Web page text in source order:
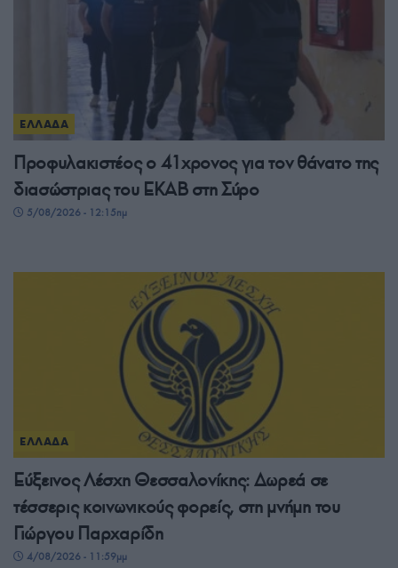
ΕΛΛΑΔΑ
Προφυλακιστέος ο 41χρονος για τον θάνατο της
διασώστριας του ΕΚΑΒ στη Σύρο
5/08/2026 - 12:15πμ
ΕΛΛΑΔΑ
Εύξεινος Λέσχη Θεσσαλονίκης: Δωρεά σε
τέσσερις κοινωνικούς φορείς, στη μνήμη του
Γιώργου Παρχαρίδη
4/08/2026 - 11:59μμ